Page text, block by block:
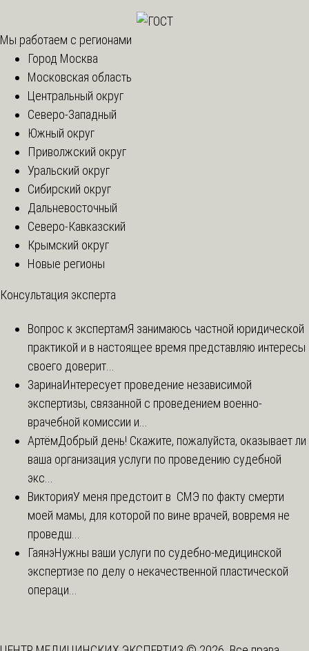
Мы работаем с регионами
Город Москва
Московская область
Центральный округ
Северо-Западный
Южный округ
Приволжский округ
Уральский округ
Сибирский округ
Дальневосточный
Северо-Кавказский
Крымский округ
Новые регионы
Консультация эксперта
Вопрос к экспертамЯ занимаюсь частной юридической
практикой и в настоящее время представляю интересы
своего доверит...
ЗаринаИнтересует проведение независимой
экспертизы, связанной с проведением военно-
врачебной комиссии и...
АртёмДобрый день! Скажите, пожалуйста, оказывает ли
ваша организация услуги по проведению судебной
экс...
ВикторияУ меня предстоит в СМЭ по факту смерти
моей мамы, для которой по вине врачей, вовремя не
проведш...
ГаянэНужны ваши услуги по судебно-медицинской
экспертизе по делу о некачественной пластической
операци...